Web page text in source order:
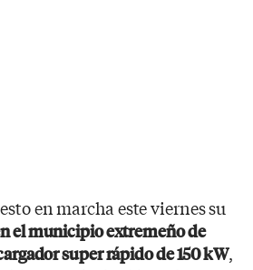
en marcha este viernes su
el municipio extremeño de
super rápido de 150 kW,